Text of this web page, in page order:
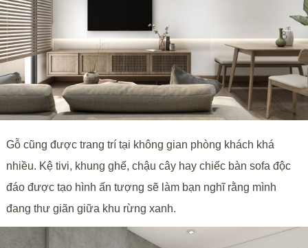
Gỗ cũng được trang trí tại không gian phòng khách khá
nhiều. Kệ tivi, khung ghế, chậu cây hay chiếc bàn sofa độc
đáo được tạo hình ấn tượng sẽ làm bạn nghĩ rằng mình
đang thư giãn giữa khu rừng xanh.